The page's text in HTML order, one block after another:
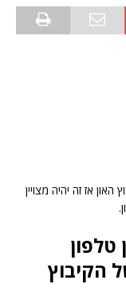
אז זה יהיה מצויין
הקיבוץ